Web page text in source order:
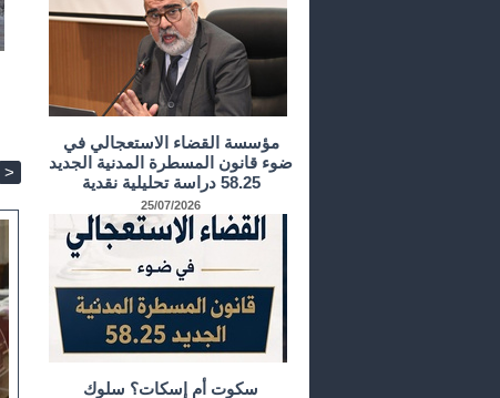
>
مؤسسة القضاء الاستعجالي في
ضوء قانون المسطرة المدنية الجديد
58.25 دراسة تحليلية نقدية
25/07/2026
سكوت أم إسكات؟ سلوك